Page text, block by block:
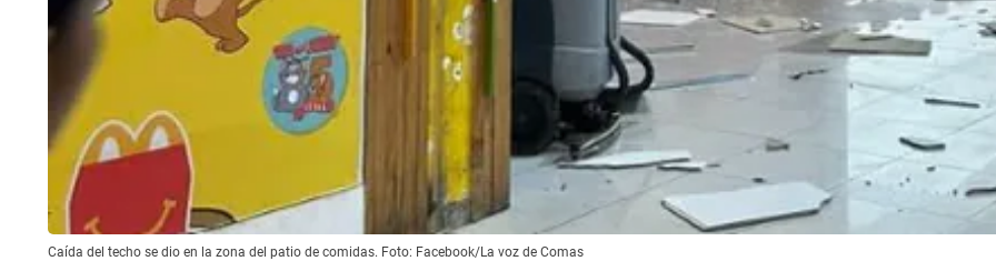
Caída del techo se dio en la zona del patio de comidas. Foto: Facebook/La voz de Comas